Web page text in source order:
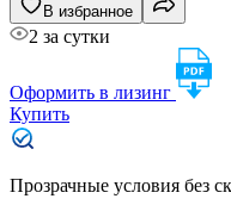
В избранное
2 за сутки
Оформить в лизинг
Купить
Прозрачные условия без